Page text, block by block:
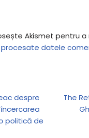
Akismet pentru a
datele
despre
încercarea
politică de
The